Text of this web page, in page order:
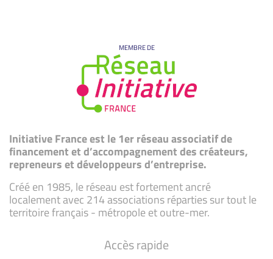
MEMBRE DE
Initiative France est le 1er réseau associatif de
financement et d’accompagnement des créateurs,
repreneurs et développeurs d’entreprise.
Créé en 1985, le réseau est fortement ancré
localement avec 214 associations réparties sur tout le
territoire français - métropole et outre-mer.
Accès rapide